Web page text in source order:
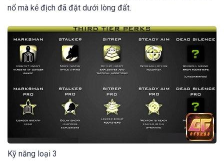
nổ mà kẻ địch đã đặt dưới lòng đất.
Kỹ năng loại 3